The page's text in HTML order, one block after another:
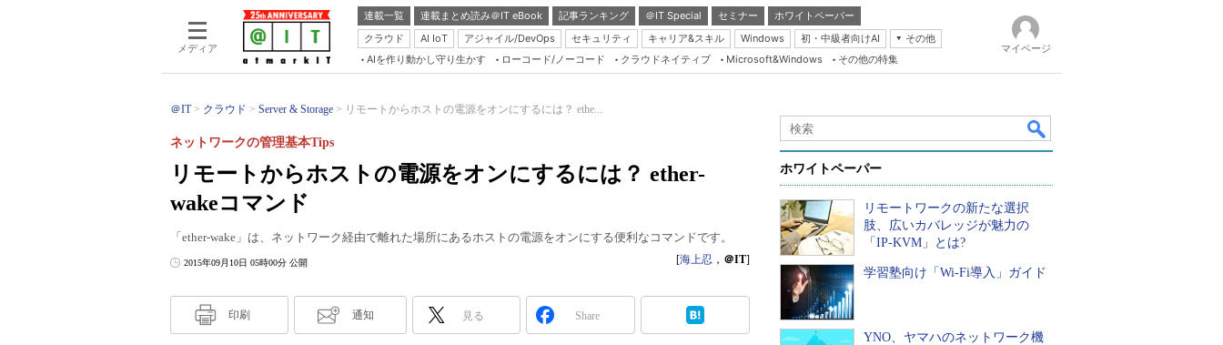
メディア
連載一覧 連載まとめ読み＠IT eBook 記事ランキング ＠IT Special セミナー
ホワイトペーパー
クラウド
AI IoT アジャイル/DevOps セキュリティ キャリア&スキル Windows 初・中級者向けAI
その他
Server & Storage
Database Expert
Linux ＆ OSS
Master of IP Network
Test & Tools
AIを作り動かし守り生かす ローコード/ノーコード クラウドネイティブ Microsoft&Windows その他の特集
マイページ
＠IT クラウド Server & Storage リモートからホストの電源をオンにするには？ ethe...
リモートからホストの電源をオンにするには？ ether-
wakeコマンド
ネットワークの管理基本Tips
「ether-wake」は、ネットワーク経由で離れた場所にあるホストの電源をオンにする便利なコマンドです。
2015年09月10日 05時00分 公開 [海上忍 ， ＠IT]
印刷 通知 見る Share
ホワイトペーパー
リモートワークの新たな選択
肢、広いカバレッジが魅力の
「IP-KVM」とは?
学習塾向け「Wi-Fi導入」ガイド
YNO、ヤマハのネットワーク機